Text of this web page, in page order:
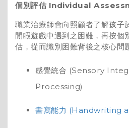
個別評估 Individual
職業治療師會向照顧者了解孩子
閒睱遊戲中遇到之困難，再按個
估，從而識別困難背後之核心問
感覺統合 (Sensory
Processing)
書寫能力 (Handwriting